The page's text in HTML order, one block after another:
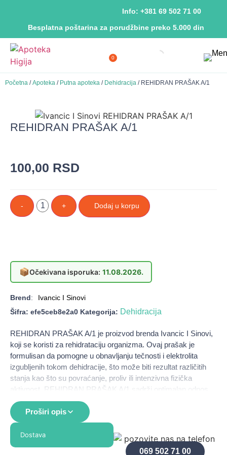
Besplatna poštarina za porudžbine preko 5.000 din
Info: +381 69 502 71 00
0
Početna /Apoteka / Putna apoteka / Dehidracija / REHIDRAN PRAŠAK A/1
REHIDRAN PRAŠAK A/1
100,00 RSD
- + Dodaj u korpu
📦Očekivana isporuka: 11.08.2026.
Brend:
Ivancic I Sinovi
Šifra: efe5ceb8e2a0 Kategorija: Dehidracija
REHIDRAN PRAŠAK A/1 je proizvod brenda Ivancic I Sinovi,
koji se koristi za rehidrataciju organizma. Ovaj prašak je
formulisan da pomogne u obnavljanju tečnosti i elektrolita
izgubljenih tokom dehidracije, što može biti rezultat različitih
stanja kao što su povraćanje, proliv ili intenzivna fizička
aktivnost. REHIDRAN PRAŠAK A/1 sadrži optimalan odnos
elektrolita i šećera, što ga čini efikasnim rešenjem za brzo
vraćanje ravnoteže tečnosti u organizmu. Proizvod je
jednostavan za upotrebu i može se primeniti u različitim
situacijama, čime se obezbeđuje brza i efikasna rehidracija.
Proširi opis
Dostava
069 502 71 00